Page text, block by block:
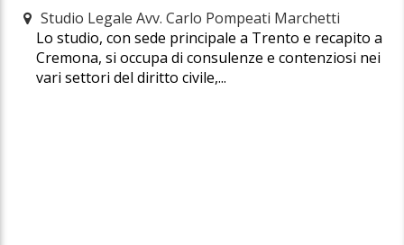
Studio Legale Avv. Carlo Pompeati Marchetti
Lo studio, con sede principale a Trento e recapito a
Cremona, si occupa di consulenze e contenziosi nei
vari settori del diritto civile,...